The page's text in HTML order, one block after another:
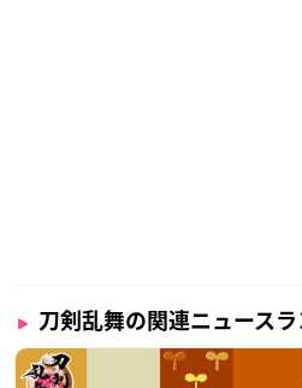
刀剣乱舞の関連ニュース